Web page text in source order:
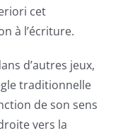
cet
à l’écriture.
d’autres jeux,
traditionnelle
de son sens
vers la